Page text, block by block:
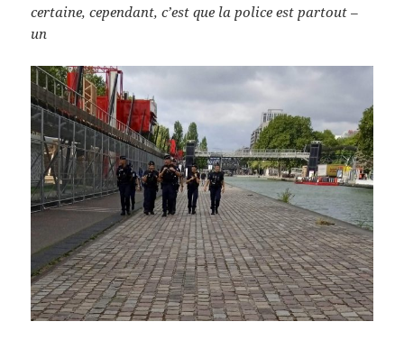
certaine, cependant, c’est que la police est partout –
un